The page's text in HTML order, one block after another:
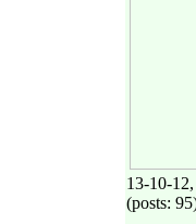
13-10-
(posts: